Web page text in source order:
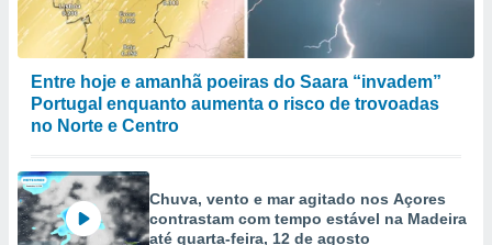
Entre hoje e amanhã poeiras do Saara “invadem”
Portugal enquanto aumenta o risco de trovoadas
no Norte e Centro
Chuva, vento e mar agitado nos Açores
contrastam com tempo estável na Madeira
até quarta-feira, 12 de agosto